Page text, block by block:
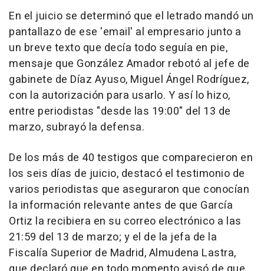
En el juicio se determinó que el letrado mandó un
pantallazo de ese 'email' al empresario junto a
un breve texto que decía todo seguía en pie,
mensaje que González Amador rebotó al jefe de
gabinete de Díaz Ayuso, Miguel Ángel Rodríguez,
con la autorización para usarlo. Y así lo hizo,
entre periodistas "desde las 19:00" del 13 de
marzo, subrayó la defensa.
De los más de 40 testigos que comparecieron en
los seis días de juicio, destacó el testimonio de
varios periodistas que aseguraron que conocían
la información relevante antes de que García
Ortiz la recibiera en su correo electrónico a las
21:59 del 13 de marzo; y el de la jefa de la
Fiscalía Superior de Madrid, Almudena Lastra,